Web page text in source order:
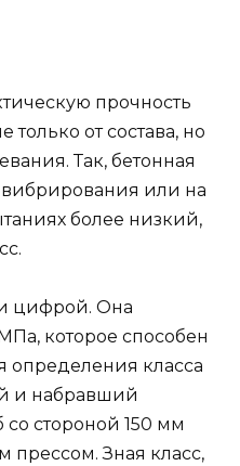
прочность
только от состава, но
Так, бетонная
или на
более низкий,
цифрой. Она
которое способен
определения класса
и набравший
стороной 150 мм
Зная класс,